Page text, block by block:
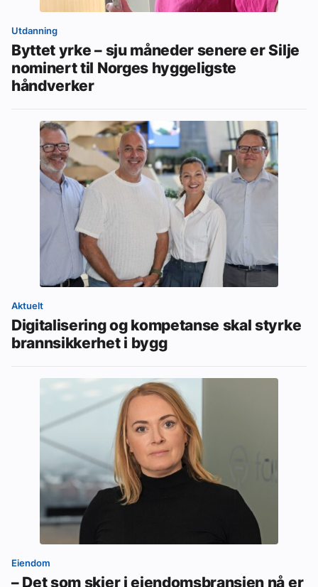
Utdanning
Byttet yrke – sju måneder senere er Silje
nominert til Norges hyggeligste
håndverker
Aktuelt
Digitalisering og kompetanse skal styrke
brannsikkerhet i bygg
Eiendom
– Det som skjer i eiendomsbransjen nå er